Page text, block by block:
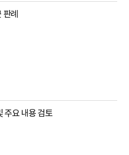
판례
주요 내용 검토